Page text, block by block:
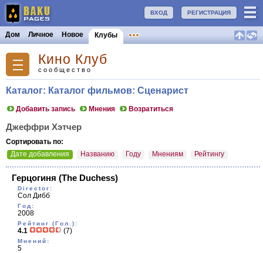
РЕГИСТРАЦИЯ
ВХОД
Дом Личное Новое Клубы
Кино Клуб
сообщество
Каталог: Каталог фильмов: Сценарист
Добавить запись Мнения Возратиться
Джеффри Хэтчер
Сортировать по:
Дате добавления
Названию Году Мнениям Рейтингу
Герцогиня (The Duchess)
Director:
Сол Дибб
Год:
2008
Рейтинг (Гол.):
4.1 (7)
Мнений:
5